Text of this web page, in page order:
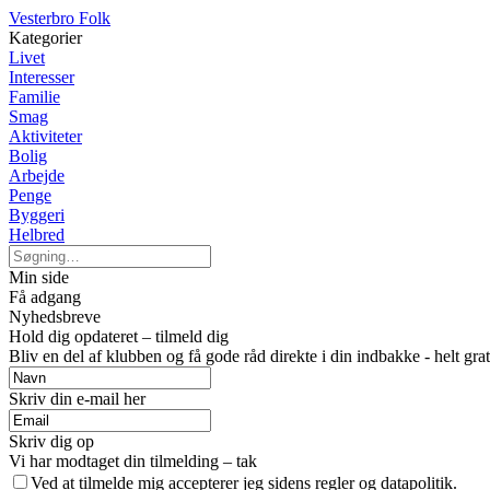
Vesterbro Folk
Kategorier
Livet
Interesser
Familie
Smag
Aktiviteter
Bolig
Arbejde
Penge
Byggeri
Helbred
Min side
Få adgang
Nyhedsbreve
Hold dig opdateret – tilmeld dig
Bliv en del af klubben og få gode råd direkte i din indbakke - helt
Skriv din e-mail her
Skriv dig op
Vi har modtaget din tilmelding – tak
Ved at tilmelde mig accepterer jeg sidens regler og datapolitik.